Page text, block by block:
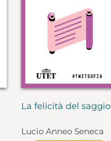
La felicità del saggio
Lucio Anneo Seneca